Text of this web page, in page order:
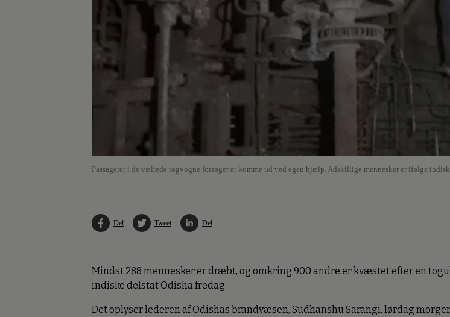
Passagerer i de væltede togvogne forsøger at komme ud ved egen hjælp. Adskillige mennesker er ifølge
Del Tweet Del
Mindst 288 mennesker er dræbt, og omkring 900 andre er kvæstet efter en
indiske delstat Odisha fredag.
Det oplyser lederen af Odishas brandvæsen, Sudhanshu Sarangi, lørdag